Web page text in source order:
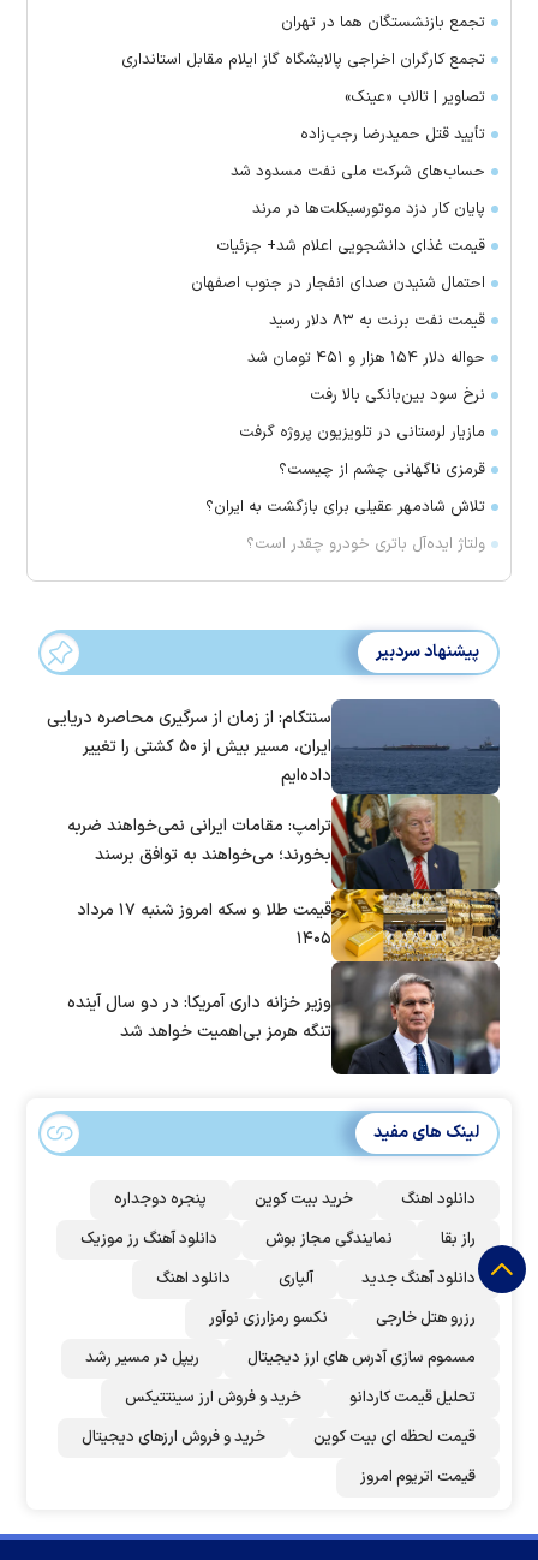
تجمع بازنشستگان هما در تهران
تجمع کارگران اخراجی پالایشگاه گاز ایلام مقابل استانداری
تصاویر | تالاب «عینک»
تأیید قتل حمیدرضا رجب‌زاده
حساب‌های شرکت ملی نفت مسدود شد
پایان کار دزد موتورسیکلت‌ها در مرند
قیمت غذای دانشجویی اعلام شد+ جزئیات
احتمال شنیدن صدای انفجار در جنوب اصفهان
قیمت نفت برنت به ۸۳ دلار رسید
حواله دلار ۱۵۴ هزار و ۴۵۱ تومان شد
نرخ سود بین‌بانکی بالا رفت
مازیار لرستانی در تلویزیون پروژه گرفت
قرمزی ناگهانی چشم از چیست؟
تلاش شادمهر عقیلی برای بازگشت به ایران؟
ولتاژ ایده‌آل باتری خودرو چقدر است؟
پیشنهاد سردبیر
سنتکام: از زمان از سرگیری محاصره دریایی
ایران، مسیر بیش از ۵۰ کشتی را تغییر
داده‌ایم
ترامپ: مقامات ایرانی نمی‌خواهند ضربه
بخورند؛ می‌خواهند به توافق برسند
قیمت طلا و سکه امروز شنبه ۱۷ مرداد
۱۴۰۵
وزیر خزانه داری آمریکا: در دو سال آینده
تنگه هرمز بی‌اهمیت خواهد شد
لینک های مفید
دانلود اهنگ خرید بیت کوین
پنجره دوجداره
راز بقا
نمایندگی مجاز بوش
دانلود آهنگ رز‌ موزیک
دانلود آهنگ جدید
آلپاری
دانلود اهنگ
رزرو هتل خارجی
نکسو رمزارزی نوآور
مسموم سازی آدرس های ارز دیجیتال
ریپل در مسیر رشد
تحلیل قیمت کاردانو
خرید و فروش ارز سینتتیکس
قیمت لحظه ای بیت کوین
خرید و فروش ارزهای دیجیتال
قیمت اتریوم امروز